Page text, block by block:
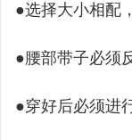
●选择大小相配
●腰部带子必须
●穿好后必须进